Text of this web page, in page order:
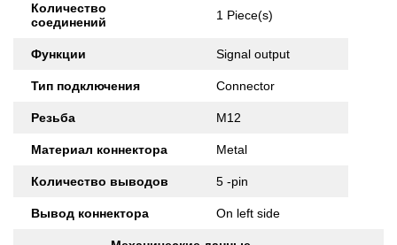
Количество
соединений
1 Piece(s)
Функции Signal output
Тип подключения Connector
Резьба M12
Материал коннектора Metal
Количество выводов 5 -pin
Вывод коннектора On left side